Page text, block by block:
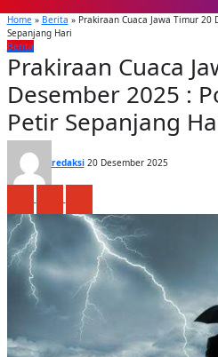
Home» Berita » Prakiraan Cuaca Jawa Timur
Sepanjang Hari
Berita
Prakiraan Cuaca
Desember 2025 :
Petir Sepanjang
redaksi 20 Desember 2025